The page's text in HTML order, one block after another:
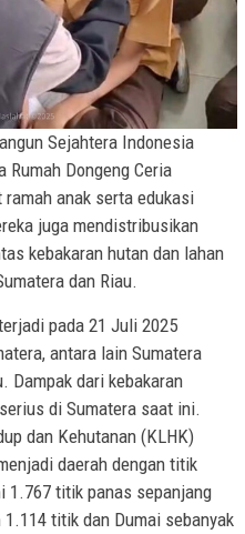
Sejahtera Indonesia
Dongeng Ceria
anak serta edukasi
juga mendistribusikan
kebakaran hutan dan lahan
dan Riau.
pada 21 Juli 2025
antara lain Sumatera
Dampak dari kebakaran
di Sumatera saat ini.
dan Kehutanan (KLHK)
daerah dengan titik
1.767 titik panas sepanjang
titik dan Dumai sebanyak